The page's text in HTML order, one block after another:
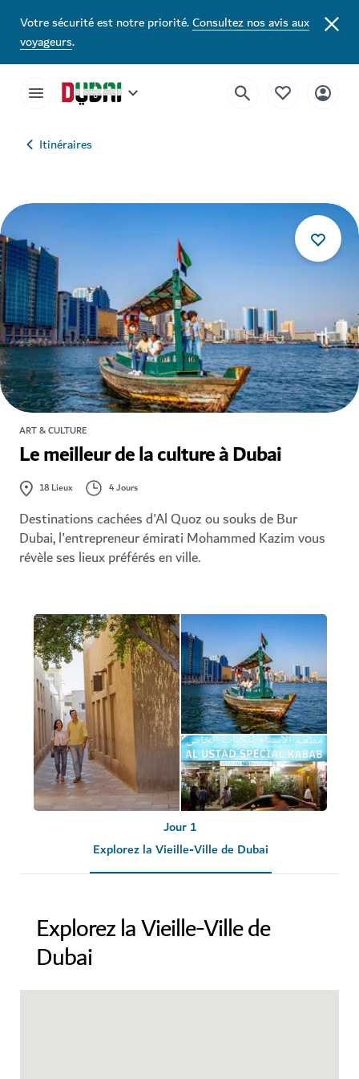
Votre sécurité est notre priorité.Consultez nos avis aux
voyageurs.
Itinéraires
ART & CULTURE
Le meilleur de la culture à Dubai
18 Lieux 4 Jours
Destinations cachées d'Al Quoz ou souks de Bur
Dubai, l'entrepreneur émirati Mohammed Kazim vous
révèle ses lieux préférés en ville.
Jour 1
Explorez la Vieille-Ville de Dubai
Explorez la Vieille-Ville de
Dubai